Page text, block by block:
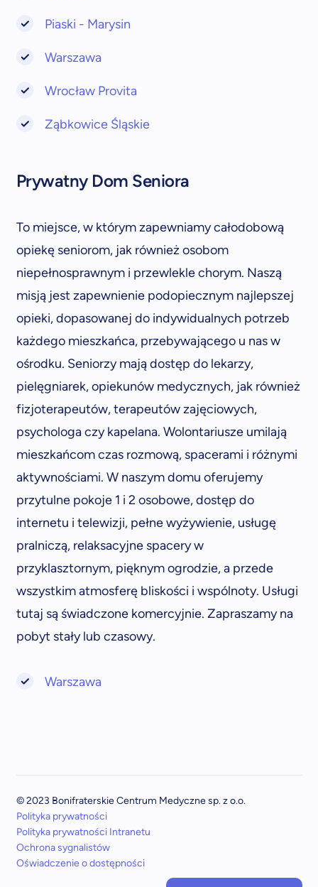
Piaski - Marysin
Warszawa
Wrocław Provita
Ząbkowice Śląskie
Prywatny Dom Seniora
To miejsce, w którym zapewniamy całodobową
opiekę seniorom, jak również osobom
niepełnosprawnym i przewlekle chorym. Naszą
misją jest zapewnienie podopiecznym najlepszej
opieki, dopasowanej do indywidualnych potrzeb
każdego mieszkańca, przebywającego u nas w
ośrodku. Seniorzy mają dostęp do lekarzy,
pielęgniarek, opiekunów medycznych, jak również
fizjoterapeutów, terapeutów zajęciowych,
psychologa czy kapelana. Wolontariusze umilają
mieszkańcom czas rozmową, spacerami i różnymi
aktywnościami. W naszym domu oferujemy
przytulne pokoje 1 i 2 osobowe, dostęp do
internetu i telewizji, pełne wyżywienie, usługę
pralniczą, relaksacyjne spacery w
przyklasztornym, pięknym ogrodzie, a przede
wszystkim atmosferę bliskości i wspólnoty. Usługi
tutaj są świadczone komercyjnie. Zapraszamy na
pobyt stały lub czasowy.
Warszawa
© 2023 Bonifraterskie Centrum Medyczne sp. z o.o.
Polityka prywatności
Polityka prywatności Intranetu
Ochrona sygnalistów
Oświadczenie o dostępności